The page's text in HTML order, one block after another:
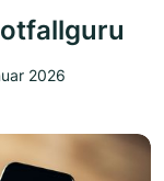
2026